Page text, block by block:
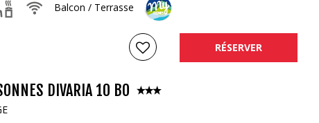
Balcon / Terrasse
RÉSERVER
DIVARIA 10 BO